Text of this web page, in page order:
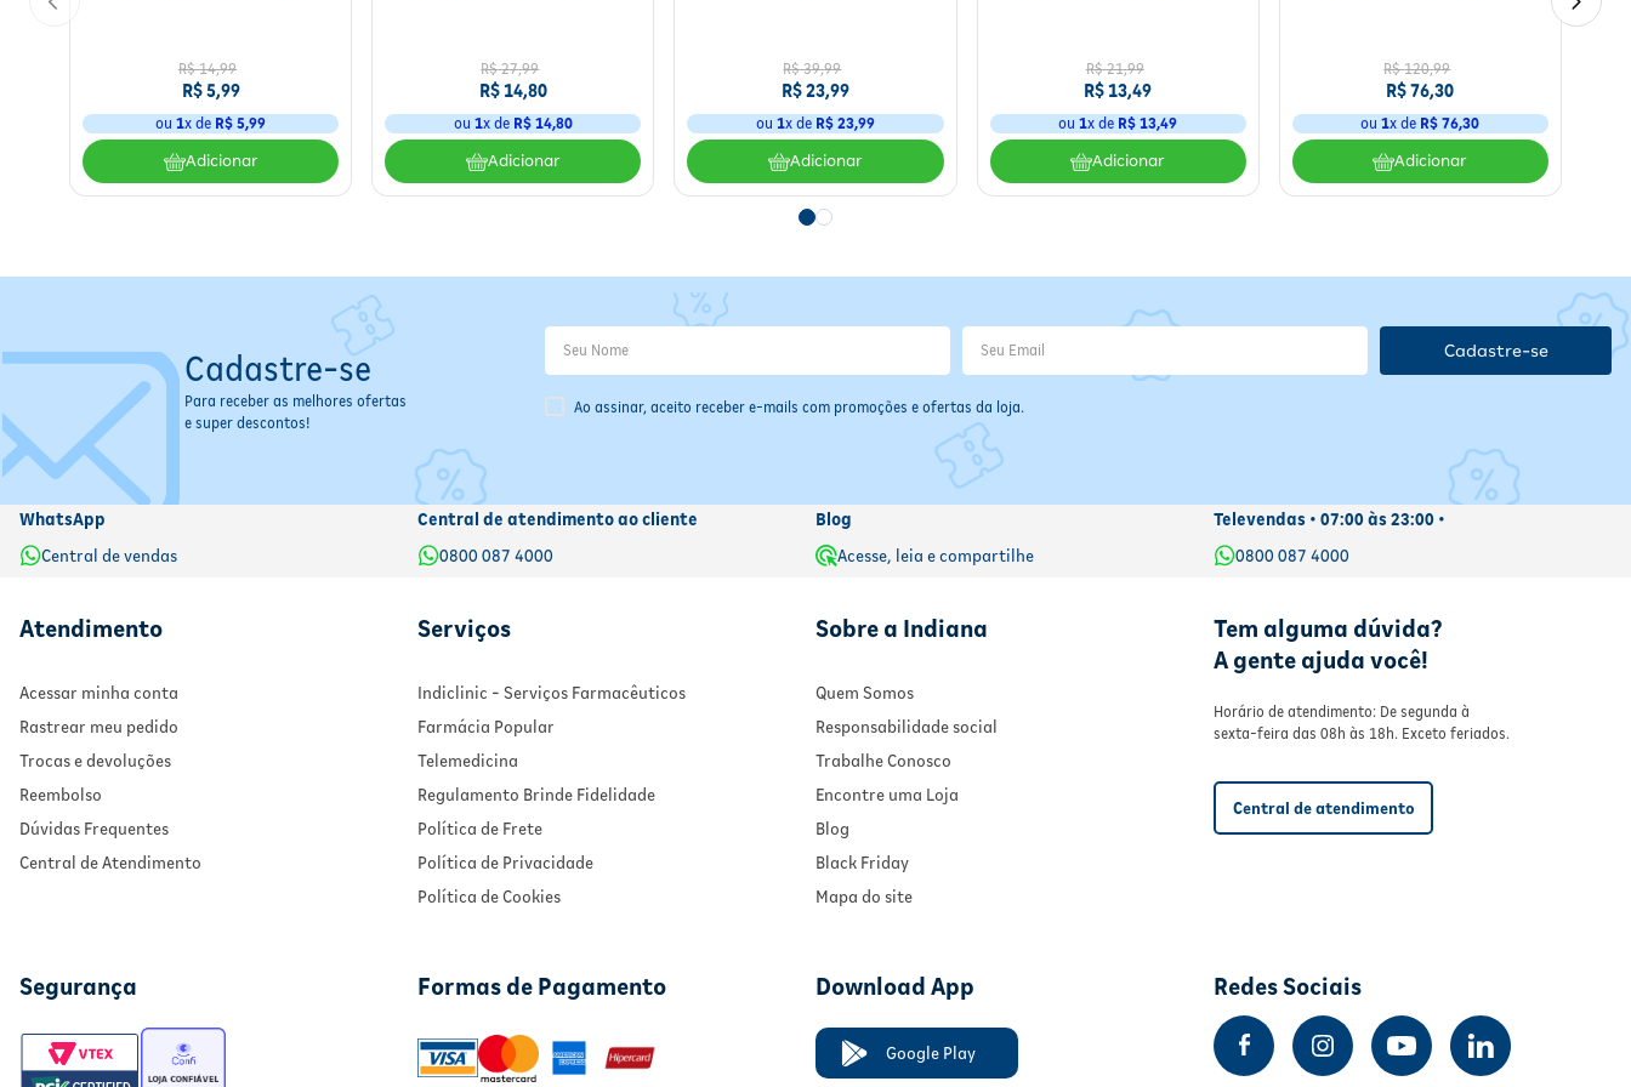
, os jogadores devem formar montes de cartas com valores iguais e tentar "roubar" os montes dos adversários, acumulando o maior número de cartas até o final da partida. Um jogo
R$ 14,99
R$ 5,99
ou1x de R$ 5,99
Adicionar
R$ 27,99
R$14,80
ou 1x de R$ 14,80
Adicionar
R$ 39,99
R$23,99
ou 1x de R$ 23,99
Adicionar
R$ 21,99
R$13,49
ou1x de R$ 13,49
Adicionar
R$ 120,99
R$76,30
ou1x de R$ 76,30
Adicionar
Cadastre-se
Para receber as melhores ofertas
e super descontos!
Ao assinar, aceito receber e-mails com promoções e ofertas da loja.
Cadastre-se
WhatsApp
Central de vendas
Central de atendimento ao cliente
0800 087 4000
Blog
Acesse, leia e compartilhe
Televendas • 07:00 às 23:00 •
0800 087 4000
Atendimento
Acessar minha conta
Rastrear meu pedido
Trocas e devoluções
Reembolso
Dúvidas Frequentes
Central de Atendimento
Serviços
Indiclinic - Serviços Farmacêuticos
Farmácia Popular
Telemedicina
Regulamento Brinde Fidelidade
Política de Frete
Política de Privacidade
Política de Cookies
Sobre a Indiana
Quem Somos
Responsabilidade social
Trabalhe Conosco
Encontre uma Loja
Blog
Black Friday
Mapa do site
Tem alguma dúvida?
A gente ajuda você!
Horário de atendimento: De segunda à
sexta-feira das 08h às 18h. Exceto feriados.
Central de atendimento
Segurança Formas de Pagamento Download App
Google Play
Redes Sociais